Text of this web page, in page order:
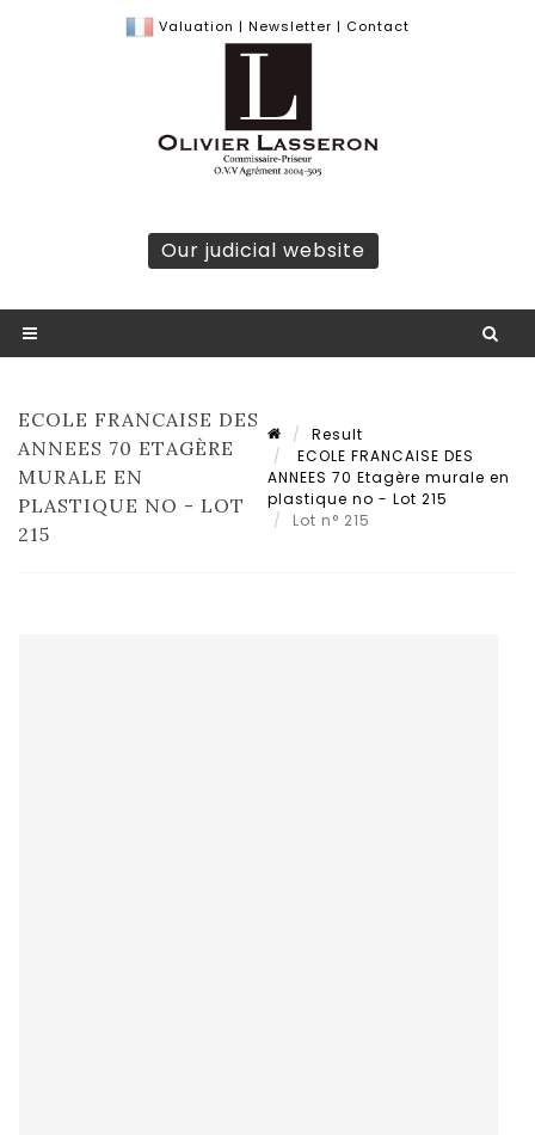
Valuation | Newsletter | Contact
Our judicial website
ECOLE FRANCAISE DES
ANNEES 70 ETAGÈRE
MURALE EN
PLASTIQUE NO - LOT
215
Result
ECOLE FRANCAISE DES
ANNEES 70 Etagère murale en
plastique no - Lot 215
Lot n° 215